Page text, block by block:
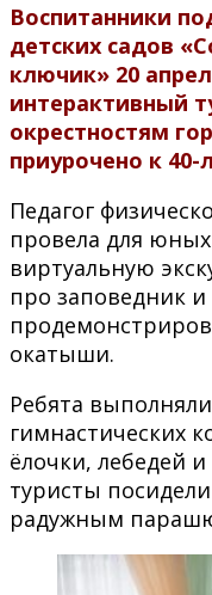
Воспитанники
детских садов
ключик» 20
интерактивный
окрестностям
приурочено к
Педагог
провела для
виртуальную
про заповедник
окатыши.
Ребята
гимнастических
ёлочки, лебедей
туристы
радужным